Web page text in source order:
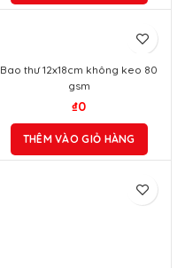
Bao thư 12x18cm không keo 80
gsm
₫0
THÊM VÀO GIỎ HÀNG